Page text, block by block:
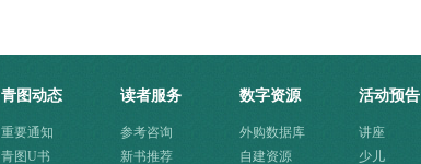
青图动态
重要通知
青图U书
读者服务
参考咨询
新书推荐
数字资源
外购数据库
自建资源
活动预告
讲座
少儿